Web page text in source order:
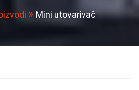
Mini utovarivač